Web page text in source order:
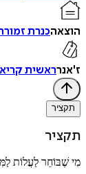
הוצאהכנרת
ז'אנרראשית
תקציר
תקציר
מִי שֶׁבּוֹחֵר לַעֲלוֹת